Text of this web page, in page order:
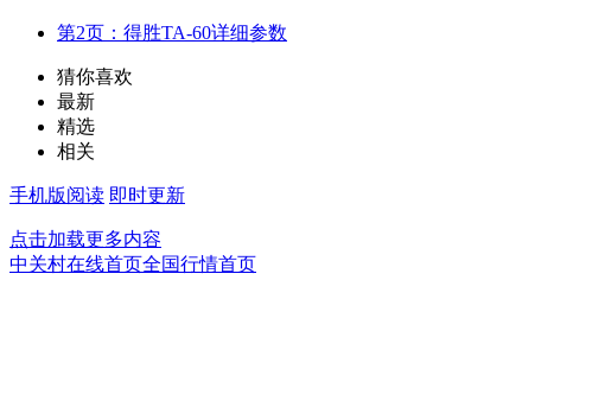
第2页：得胜TA-60详细参数
猜你喜欢
最新
精选
相关
手机版阅读 即时更新
点击加载更多内容
中关村在线首页全国行情首页